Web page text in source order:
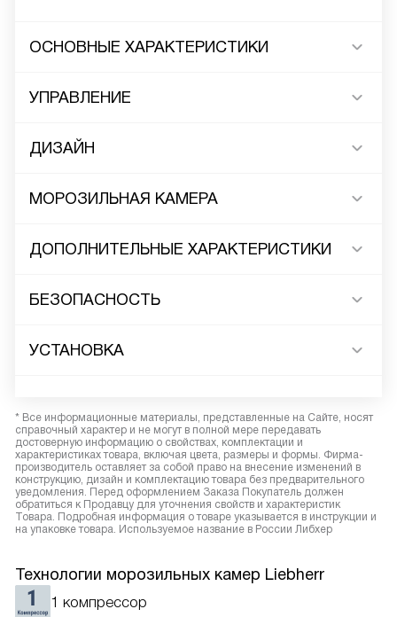
ОСНОВНЫЕ ХАРАКТЕРИСТИКИ
УПРАВЛЕНИЕ
ДИЗАЙН
МОРОЗИЛЬНАЯ КАМЕРА
ДОПОЛНИТЕЛЬНЫЕ ХАРАКТЕРИСТИКИ
БЕЗОПАСНОСТЬ
УСТАНОВКА
* Все информационные материалы, представленные на Сайте, носят
справочный характер и не могут в полной мере передавать
достоверную информацию о свойствах, комплектации и
характеристиках товара, включая цвета, размеры и формы. Фирма-
производитель оставляет за собой право на внесение изменений в
конструкцию, дизайн и комплектацию товара без предварительного
уведомления. Перед оформлением Заказа Покупатель должен
обратиться к Продавцу для уточнения свойств и характеристик
Товара. Подробная информация о товаре указывается в инструкции и
на упаковке товара. Используемое название в России Либхер
Технологии морозильных камер Liebherr
1 компрессор